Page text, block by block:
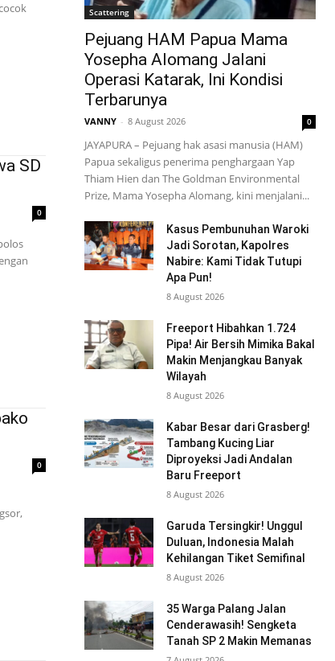
SD
0
0
Scattering
Pejuang HAM Papua Mama
Yosepha Alomang Jalani
Operasi Katarak, Ini Kondisi
Terbarunya
VANNY - 8 August 2026 0
JAYAPURA – Pejuang hak asasi manusia (HAM)
Papua sekaligus penerima penghargaan Yap
Thiam Hien dan The Goldman Environmental
Prize, Mama Yosepha Alomang, kini menjalani...
Kasus Pembunuhan Waroki
Jadi Sorotan, Kapolres
Nabire: Kami Tidak Tutupi
Apa Pun!
8 August 2026
Freeport Hibahkan 1.724
Pipa! Air Bersih Mimika Bakal
Makin Menjangkau Banyak
Wilayah
8 August 2026
Kabar Besar dari Grasberg!
Tambang Kucing Liar
Diproyeksi Jadi Andalan
Baru Freeport
8 August 2026
Garuda Tersingkir! Unggul
Duluan, Indonesia Malah
Kehilangan Tiket Semifinal
8 August 2026
35 Warga Palang Jalan
Cenderawasih! Sengketa
Tanah SP 2 Makin Memanas